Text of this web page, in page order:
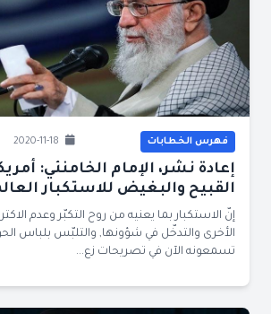
فهرس الخطابات
إعادة نشر، الإمام الخامنئي:
القبيح والبغيض للاستكبار
إنّ الاستكبار بما يعنيه من روح التكبّر وعدم
الأخرى والتدخّل في شؤونها, والتلبّس بلباس
تسمعونه الآن في تصريحات زع...